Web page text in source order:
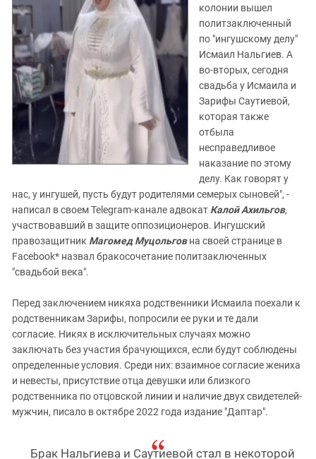
колонии вышел
политзаключенный
по "ингушскому делу"
Исмаил Нальгиев. А
во-вторых, сегодня
свадьба у Исмаила и
Зарифы Саутиевой,
которая также
отбыла
несправедливое
наказание по этому
делу. Как говорят у
нас, у ингушей, пусть будут родителями семерых сыновей", -
написал в своем Telegram-канале адвокат Калой Ахильгов,
участвовавший в защите оппозиционеров. Ингушский
правозащитник Магомед Муцольговна своей странице в
Facebook* назвал бракосочетание политзаключенных
"свадьбой века".
Перед заключением никяха родственники Исмаила поехали к
родственникам Зарифы, попросили ее руки и те дали
согласие. Никях в исключительных случаях можно
заключать без участия брачующихся, если будут соблюдены
определенные условия. Среди них: взаимное согласие жениха
и невесты, присутствие отца девушки или близкого
родственника по отцовской линии и наличие двух свидетелей-
мужчин, писало в октябре 2022 года издание "Даптар".
Брак Нальгиева и Саутиевой стал в некоторой